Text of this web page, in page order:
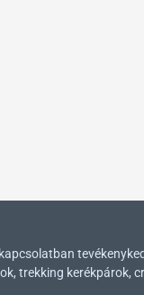
trekking kerékpárok,